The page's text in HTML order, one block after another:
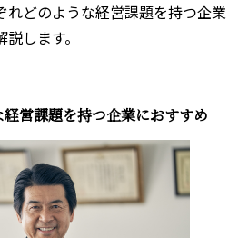
れどのような経営課題を持つ企業
します。
営課題を持つ企業におすすめ